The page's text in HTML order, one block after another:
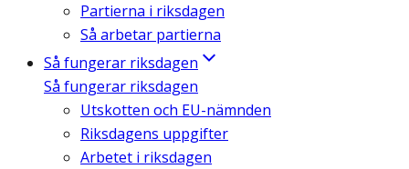
Partierna i riksdagen
Så arbetar partierna
Så fungerar riksdagen
Så fungerar riksdagen
Utskotten och EU-nämnden
Riksdagens uppgifter
Arbetet i riksdagen